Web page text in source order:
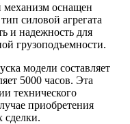
механизм оснащен
силовой агрегата
и надежность для
грузоподъемности.
модели составляет
5000 часов. Эта
технического
приобретения
сделки.